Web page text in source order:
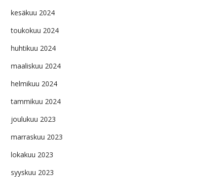
kesäkuu 2024
toukokuu 2024
huhtikuu 2024
maaliskuu 2024
helmikuu 2024
tammikuu 2024
joulukuu 2023
marraskuu 2023
lokakuu 2023
syyskuu 2023